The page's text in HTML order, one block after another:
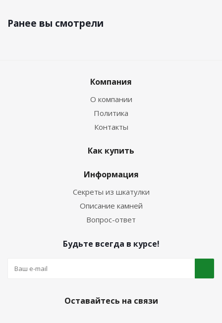
Ранее вы смотрели
Компания
О компании
Политика
Контакты
Как купить
Информация
Секреты из шкатулки
Описание камней
Вопрос-ответ
Будьте всегда в курсе!
Оставайтесь на связи